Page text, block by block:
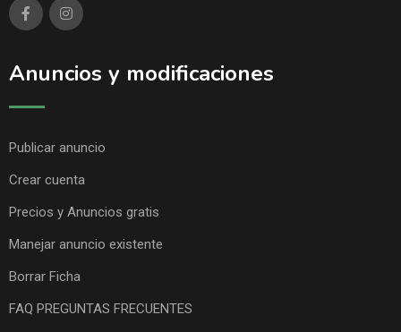
Anuncios y modificaciones
Publicar anuncio
Crear cuenta
Precios y Anuncios gratis
Manejar anuncio existente
Borrar Ficha
FAQ PREGUNTAS FRECUENTES